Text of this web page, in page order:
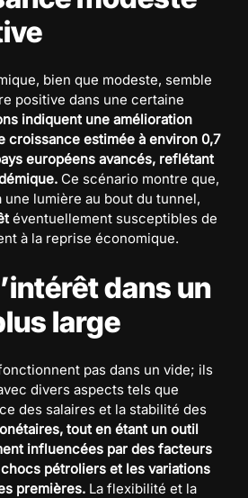
bien que modeste, semble
positive dans une certaine
indiquent une amélioration
croissance estimée à environ 0,7
européens avancés, reflétant
Ce scénario montre que,
lumière au bout du tunnel,
éventuellement susceptibles de
à la reprise économique.
dans un
large
pas dans un vide; ils
divers aspects tels que
des salaires et la stabilité des
tout en étant un outil
influencées par des facteurs
pétroliers et les variations
premières. La flexibilité et la